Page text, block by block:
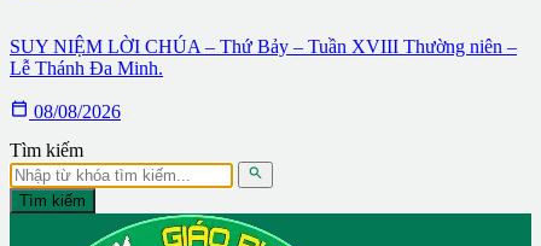
SUY NIỆM LỜI CHÚA – Thứ Bảy – Tuần XVIII Thường niên –
Lễ Thánh Đa Minh.
 08/08/2026
Tìm kiếm

Tìm kiếm